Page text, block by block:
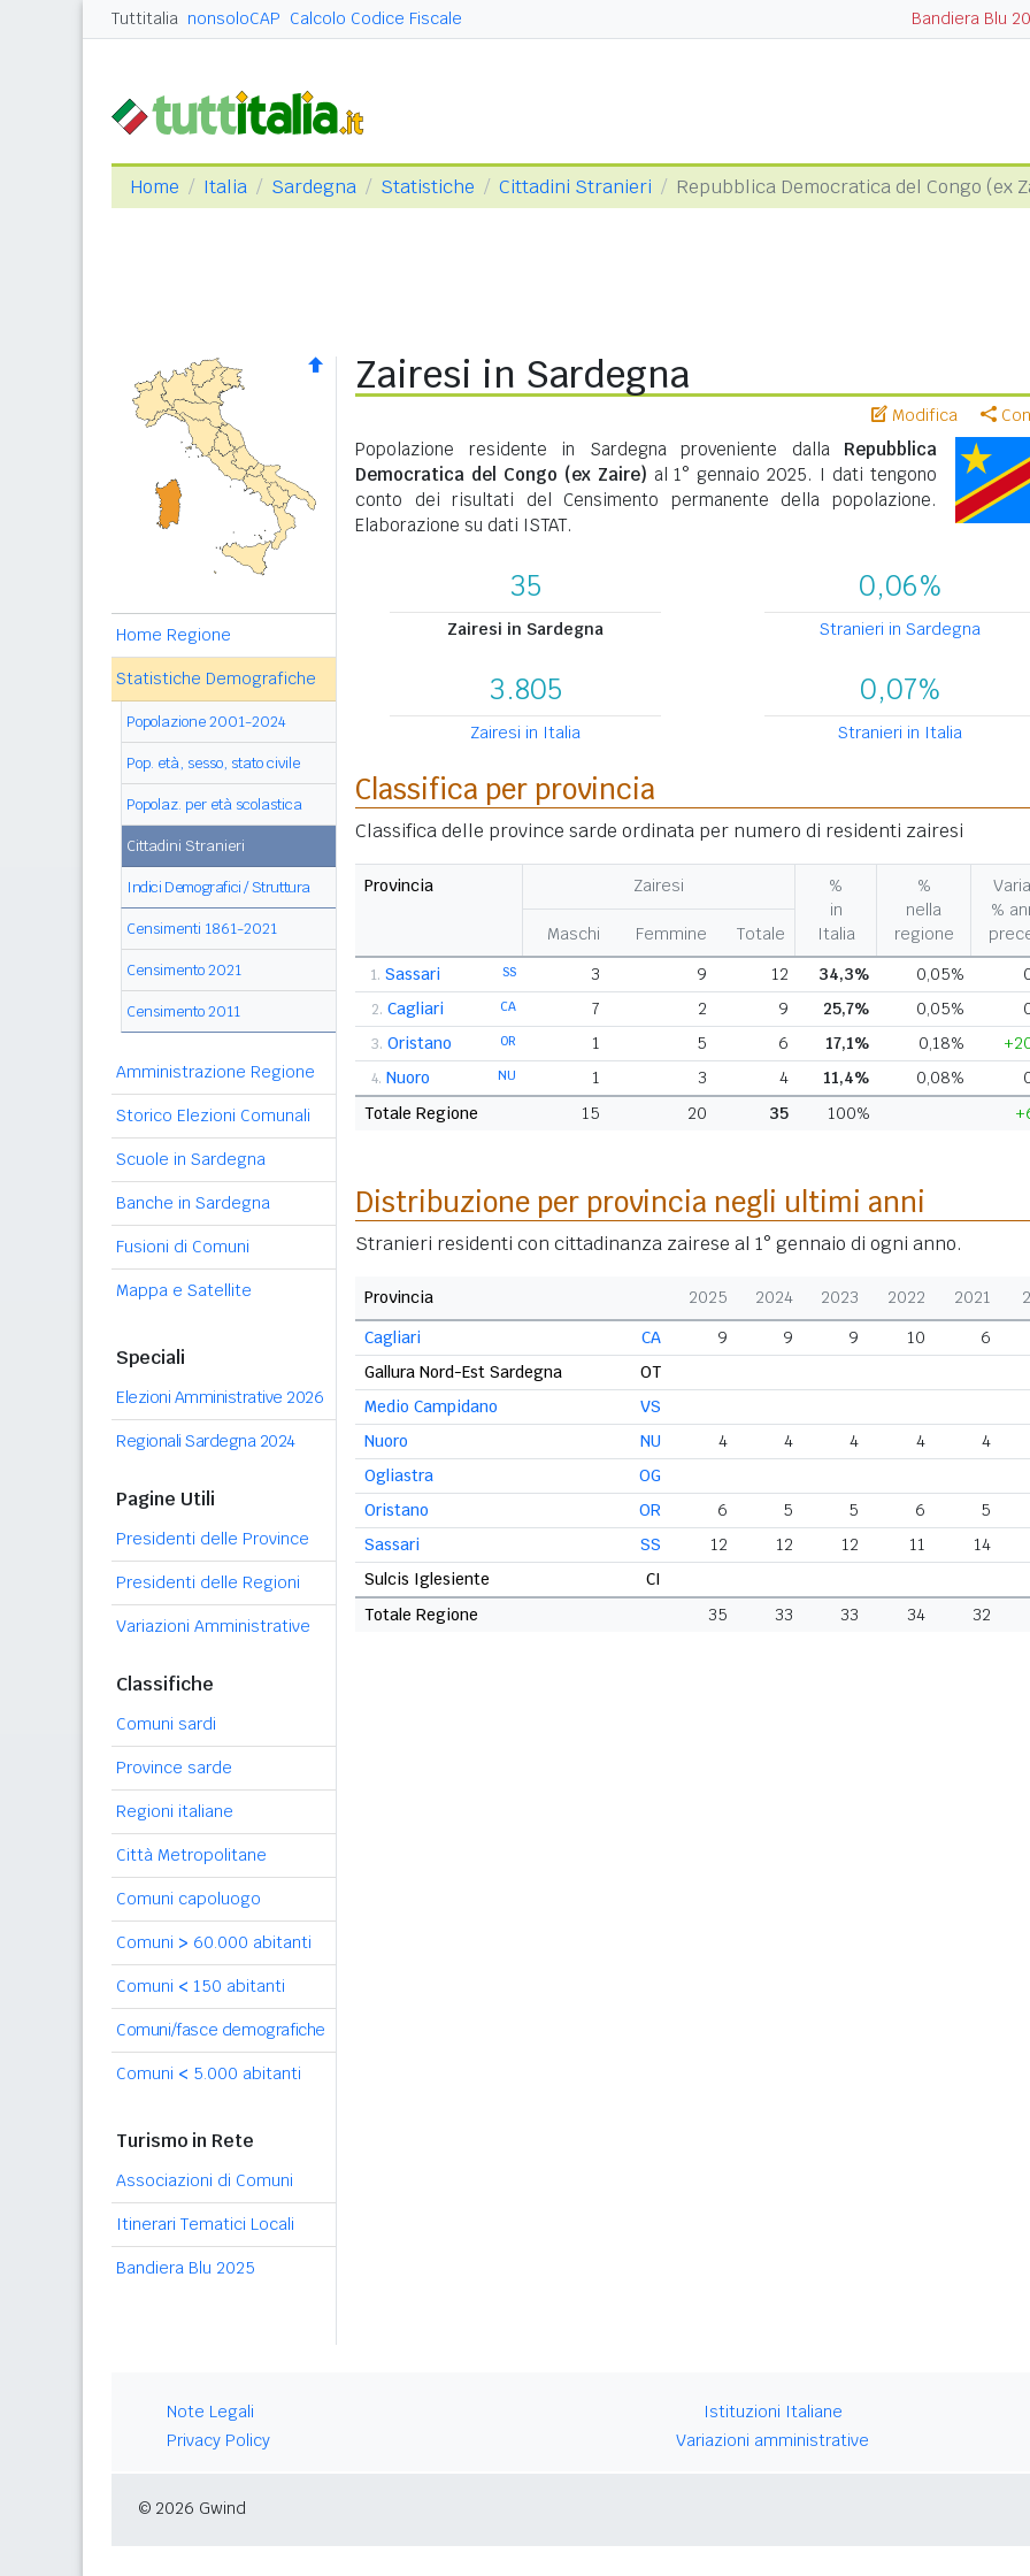
Tuttitalia nonsoloCAP Calcolo Codice Fiscale Bandiera Blu
Home Italia Sardegna Statistiche Cittadini Stranieri Repubblica Democratica del Congo (ex
Home Regione
Statistiche Demografiche
Popolazione 2001-2024
Pop. età, sesso, stato civile
Popolaz. per età scolastica
Cittadini Stranieri
Indici Demografici / Struttura
Censimenti 1861-2021
Censimento 2021
Censimento 2011
Amministrazione Regione
Storico Elezioni Comunali
Scuole in Sardegna
Banche in Sardegna
Fusioni di Comuni
Mappa e Satellite
Speciali
Elezioni Amministrative 2026
Regionali Sardegna 2024
Pagine Utili
Presidenti delle Province
Presidenti delle Regioni
Variazioni Amministrative
Classifiche
Comuni sardi
Province sarde
Regioni italiane
Città Metropolitane
Comuni capoluogo
Comuni > 60.000 abitanti
Comuni < 150 abitanti
Comuni/fasce demografiche
Comuni < 5.000 abitanti
Turismo in Rete
Associazioni di Comuni
Itinerari Tematici Locali
Bandiera Blu 2025
Zairesi in Sardegna
Modifica
Popolazione residente in Sardegna proveniente dalla Repubblica
Democratica del Congo (ex Zaire) al 1° gennaio 2025. I dati tengono
conto dei risultati del Censimento permanente della popolazione.
Elaborazione su dati ISTAT.
35
Zairesi in Sardegna
0,06%
Stranieri in Sardegna
3.805
Zairesi in Italia
0,07%
Stranieri in Italia
Classifica per provincia
Classifica delle province sarde ordinata per numero di residenti zairesi
Provincia Zairesi
%
in
Italia
%
nella
regione
%
Maschi Femmine Totale
1. SS
Sassari 3 9 12 34,3% 0,05%
2. CA
Cagliari 7 2 9 25,7% 0,05%
3. OR
Oristano 1 5 6 17,1% 0,18%
4. NU
Nuoro 1 3 4 11,4% 0,08%
Totale Regione
15 20 35 100%
Distribuzione per provincia negli ultimi anni
Stranieri residenti con cittadinanza zairese al 1° gennaio di ogni anno.
Provincia 2025 2024 2023 2022 2021
CA
Cagliari 9 9 9 10
6
OT
Gallura Nord-Est Sardegna
VS
Medio Campidano
NU
Nuoro 4 4 4 4
4
OG
Ogliastra
OR
Oristano 6 5 5 6
5
SS
Sassari 12 12 12 11
14
CI
Sulcis Iglesiente
Totale Regione
35 33 33 34 32
Note Legali
Privacy Policy
Istituzioni Italiane
Variazioni amministrative
© 2026 Gwind